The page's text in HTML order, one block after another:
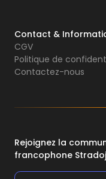
Contact &
CGV
Politique de
Contactez-nous
Rejoignez la
francophone